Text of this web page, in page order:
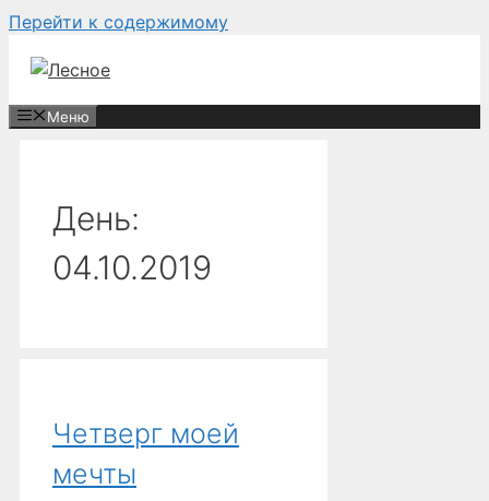
Перейти к содержимому
Меню
День:
04.10.2019
Четверг моей
мечты